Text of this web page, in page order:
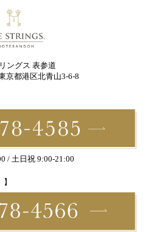
ングス 表参道
京都港区北青山3-6-8
/ 土日祝 9:00-21:00